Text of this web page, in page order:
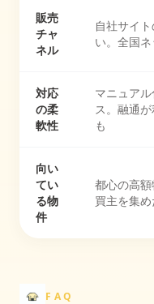
販売
チャ
ネル
自社サイ
い。全国
対応
の柔
軟性
マニュア
ス。融通
も
向い
てい
る物
件
都心の高
買主を集
FAQ